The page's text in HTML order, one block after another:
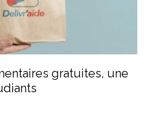
gratuites, une